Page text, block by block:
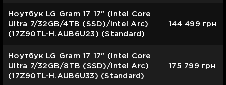
Ноутбук LG Gram 17 17" (Intel Core
Ultra 7/32GB/4TB (SSD)/Intel Arc)
(17Z90TL-H.AUB6U23) (Standard)
144 499 грн
Ноутбук LG Gram 17 17" (Intel Core
Ultra 7/32GB/8TB (SSD)/Intel Arc)
(17Z90TL-H.AUB6U33) (Standard)
175 799 грн